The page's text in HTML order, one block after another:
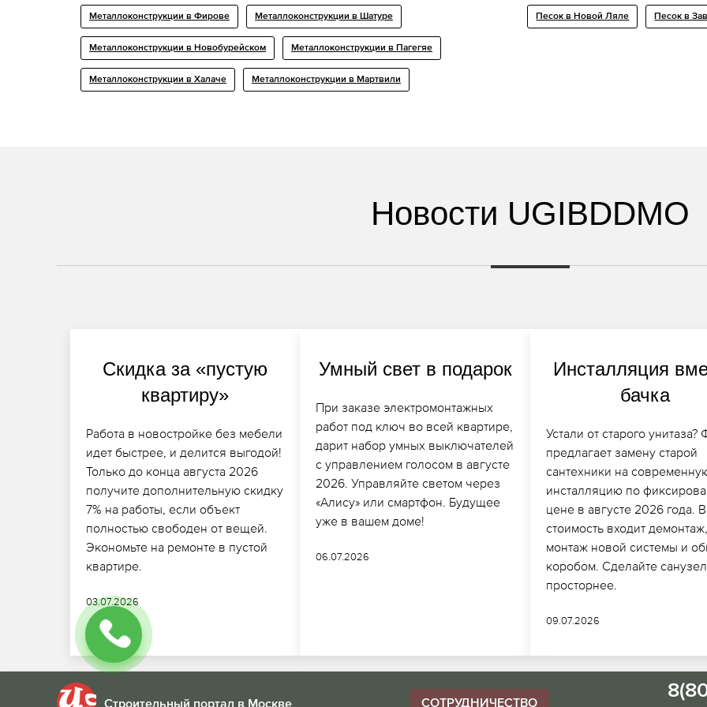
Металлоконструкции в Фирове Металлоконструкции в Шатуре
Металлоконструкции в Новобурейском Металлоконструкции в Пагегяе
Металлоконструкции в Халаче Металлоконструкции в Мартвили
Песок в Новой Ляле Песок в
Новости UGIBDDMO
Скидка за «пустую
квартиру»
Работа в новостройке без мебели
идет быстрее, и делится выгодой!
Только до конца августа 2026
получите дополнительную скидку
7% на работы, если объект
полностью свободен от вещей.
Экономьте на ремонте в пустой
квартире.
03.07.2026
Умный свет в подарок
При заказе электромонтажных
работ под ключ во всей квартире,
дарит набор умных выключателей
с управлением голосом в августе
2026. Управляйте светом через
«Алису» или смартфон. Будущее
уже в вашем доме!
06.07.2026
Инсталляция
бачка
Устали от старого унитаза?
предлагает замену старой
сантехники на
инсталляцию по
цене в августе 2026 года. В
стоимость входит демонтаж,
монтаж новой системы и
коробом. Сделайте санузел
просторнее.
09.07.2026
СОТРУДНИЧЕСТВО